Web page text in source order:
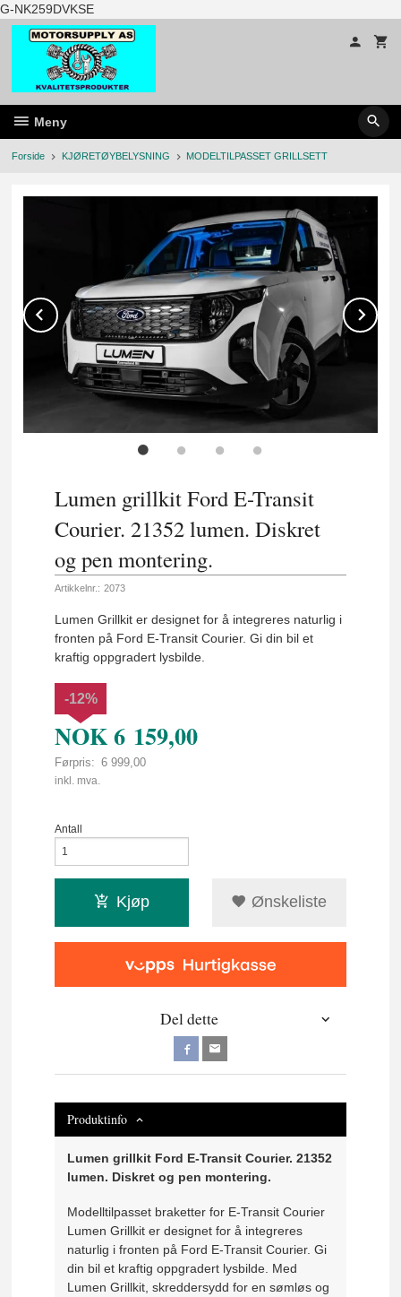
G-NK259DVKSEGå
til
innholdet
Meny
Forside KJØRETØYBELYSNING MODELTILPASSET GRILLSETT
Prev
Lumen grillkit Ford E-Transit
Courier. 21352 lumen. Diskret
og pen montering.
Artikkelnr.: 2073
Lumen Grillkit er designet for å integreres naturlig i
fronten på Ford E-Transit Courier. Gi din bil et
kraftig oppgradert lysbilde.
NOK6 159,00
Førpris: 6 999,00
Rabatt
-12%
inkl. mva.
Antall
Kjøp Ønskeliste
Del dette
Produktinfo
Lumen grillkit Ford E-Transit Courier. 21352
lumen. Diskret og pen montering.
Modelltilpasset braketter for E-Transit Courier
Lumen Grillkit er designet for å integreres
naturlig i fronten på Ford E-Transit Courier. Gi
din bil et kraftig oppgradert lysbilde. Med
Lumen Grillkit, skreddersydd for en sømløs og